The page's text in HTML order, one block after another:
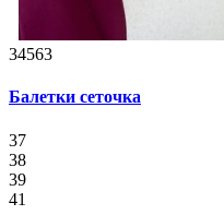
34563
Балетки сеточка
37
38
39
41